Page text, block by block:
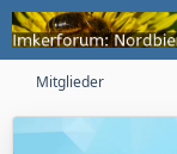
Mitglieder